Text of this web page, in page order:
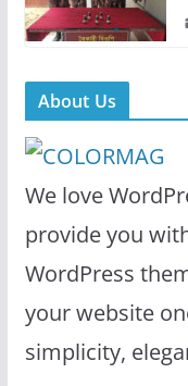
About Us
We love
provide you
WordPress
your website
simplicity,